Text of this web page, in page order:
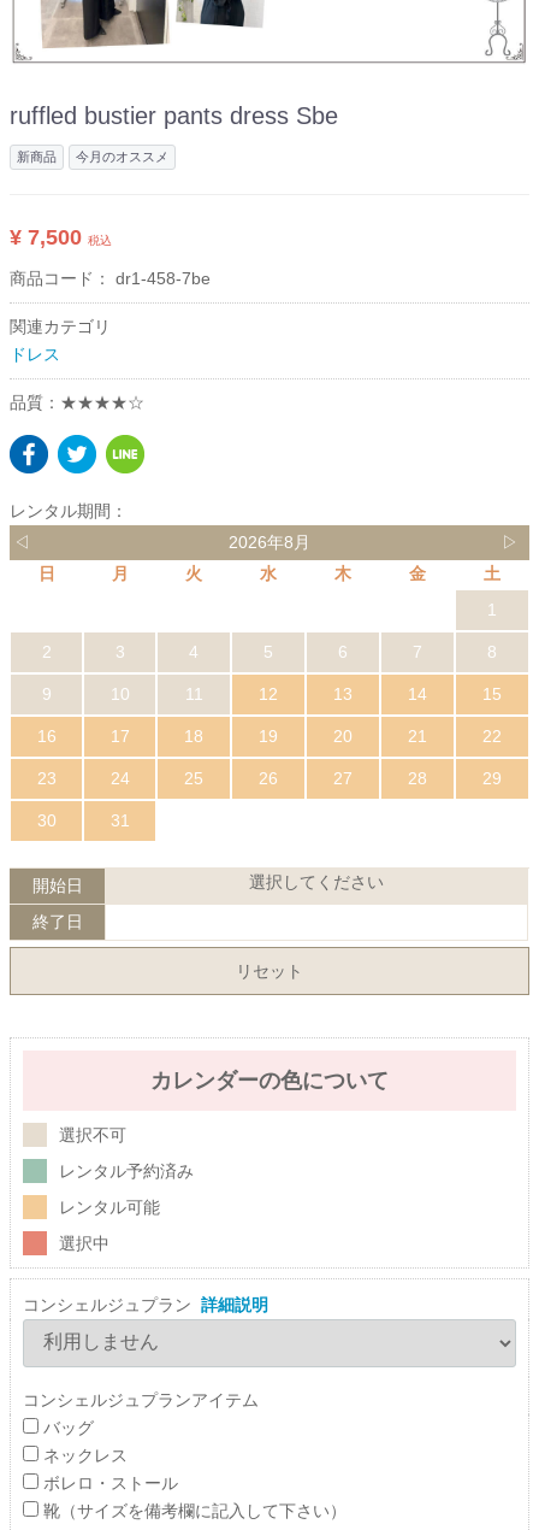
ruffled bustier pants dress Sbe
新商品 今月のオススメ
¥ 7,500 税込
商品コード： dr1-458-7be
関連カテゴリ
ドレス
品質：★★★★☆
レンタル期間：
◁
2026年8月
▷
日
月 火 水 木 金
土
1
2 3 4 5 6 7 8
9 10 11 12 13 14 15
16 17 18 19 20 21 22
23 24 25 26 27 28 29
30 31
開始日 選択してください
終了日
リセット
カレンダーの色について
選択不可
レンタル予約済み
レンタル可能
選択中
コンシェルジュプラン 詳細説明
コンシェルジュプランアイテム
バッグ
ネックレス
ボレロ・ストール
靴（サイズを備考欄に記入して下さい）